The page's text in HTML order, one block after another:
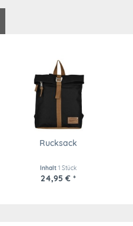
Rucksack
Inhalt1 Stück
24,95 € *